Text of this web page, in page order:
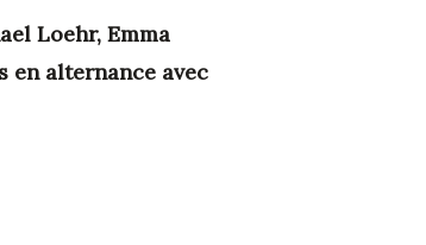
Loehr, Emma
en alternance avec